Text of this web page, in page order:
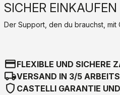
SICHER EINKAUFEN
Der Support, den du brauchst, mit
credit_cardFLEXIBLE UND SICHERE
local_shippingVERSAND IN 3/5
shield CASTELLI GARANTIE